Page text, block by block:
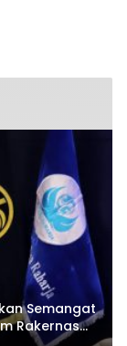
Semangat
Rakernas